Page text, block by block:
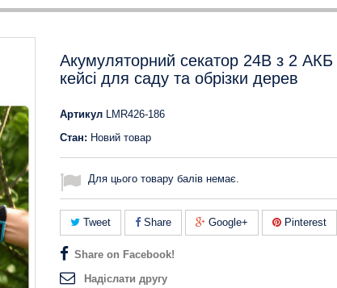
Акумуляторний секатор 24В з 2 АКБ
кейсі для саду та обрізки дерев
Артикул LMR426-186
Стан: Новий товар
Для цього товару балів немає.
Tweet Share Google+ Pinterest
Share on Facebook!
Надіслати другу